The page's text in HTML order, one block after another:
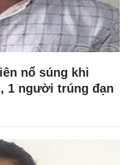
nổ súng khi
1 người trúng đạn